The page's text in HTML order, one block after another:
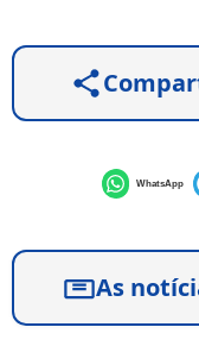
WhatsApp
As